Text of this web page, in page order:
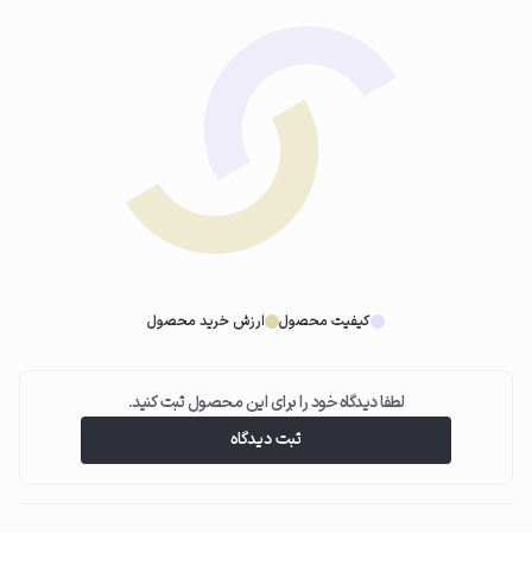
عطر را از فاصله 15 تا 20 سانتی‌متری روی پوست اسپری نمایید تا پخش یکنواخت
عدم مالش پوست
کیفیت محصول ارزش خرید محصول
لطفا دیدگاه خود را برای این محصول ثبت کنید.
ثبت دیدگاه